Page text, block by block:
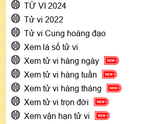
TỬ VI 2024
Tử vi 2022
Tử vi Cung hoàng đạo
Xem lá số tử vi
Xem tử vi hàng ngày
Xem tử vi hàng tuần
Xem tử vi hàng tháng
Xem tử vi trọn đời
Xem vận hạn tử vi